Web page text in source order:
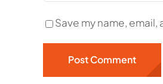
Save my name,